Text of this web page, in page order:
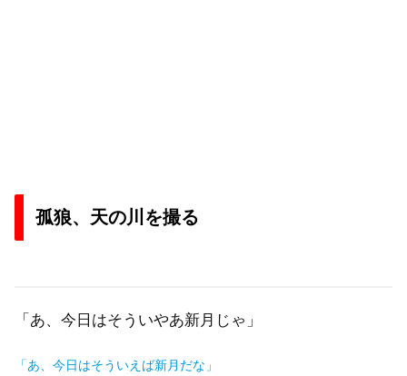
孤狼、天の川を撮る
「あ、今日はそういやあ新月じゃ」
「あ、今日はそういえば新月だな」